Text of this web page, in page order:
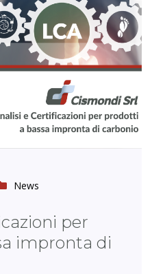
News
per
impronta di